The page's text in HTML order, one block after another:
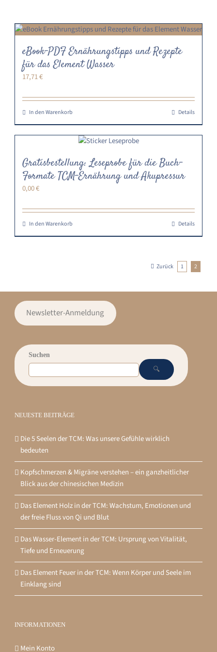
eBook-PDF Ernährungstipps und Rezepte
für das Element Wasser
17,71€
In den Warenkorb Details
Gratisbestellung: Leseprobe für die Buch-
Formate TCM-Ernährung und Akupressur
0,00€
In den Warenkorb Details
Zurück 1 2
Newsletter-Anmeldung
Suchen
🔍
NEUESTE BEITRÄGE
Die 5 Seelen der TCM: Was unsere Gefühle wirklich
bedeuten
Kopfschmerzen & Migräne verstehen – ein ganzheitlicher
Blick aus der chinesischen Medizin
Das Element Holz in der TCM: Wachstum, Emotionen und
der freie Fluss von Qi und Blut
Das Wasser-Element in der TCM: Ursprung von Vitalität,
Tiefe und Erneuerung
Das Element Feuer in der TCM: Wenn Körper und Seele im
Einklang sind
INFORMATIONEN
Mein Konto